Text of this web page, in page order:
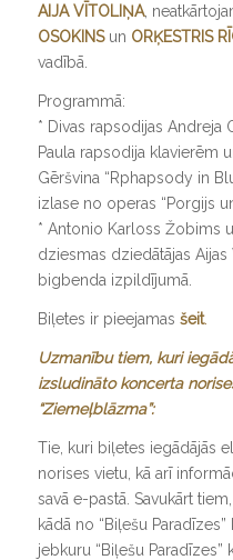
AIJA VĪTOLIŅA,
OSOKINSun ORĶESTRIS
vadībā.
Programmā:
* Divas rapsodijas Andreja
Paula rapsodija klavierēm
Gēršvina “Rphapsody in
izlase no operas “Porgijs
* Antonio Karloss Žobims
dziesmas dziedātājas
bigbenda izpildījumā.
Biļetes ir pieejamas šeit.
Uzmanību tiem, kuri
izsludināto koncerta
“Ziemeļblāzma”:
Tie, kuri biļetes iegādājās
norises vietu, kā arī
savā e-pastā. Savukārt
kādā no “Biļešu
jebkuru “Biļešu Paradīzes”